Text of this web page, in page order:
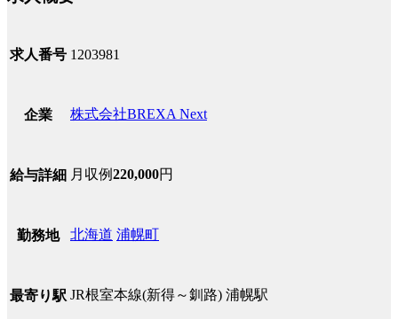
求人番号 1203981
企業 株式会社BREXA Next
給与詳細 月収例220,000円
勤務地 北海道 浦幌町
最寄り駅 JR根室本線(新得～釧路) 浦幌駅